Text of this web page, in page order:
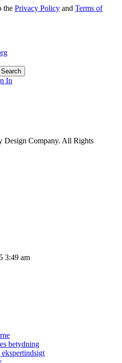
the Privacy Policy and Terms of
In
Company. All Rights
3:49 am
betydning